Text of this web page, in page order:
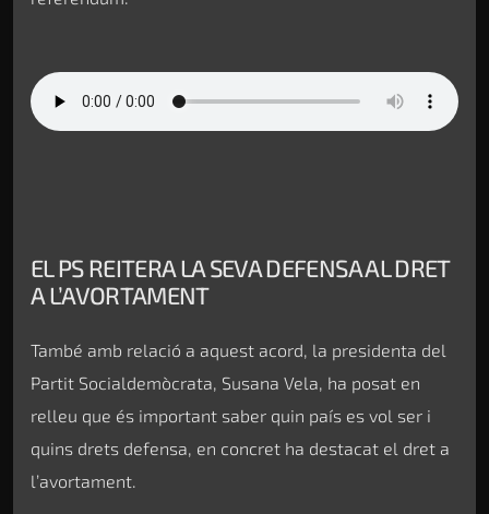
EL PS REITERA LA SEVA DEFENSA AL DRET
A L’AVORTAMENT
També amb relació a aquest acord, la presidenta del
Partit Socialdemòcrata, Susana Vela, ha posat en
relleu que és important saber quin país es vol ser i
quins drets defensa, en concret ha destacat el dret a
l’avortament.